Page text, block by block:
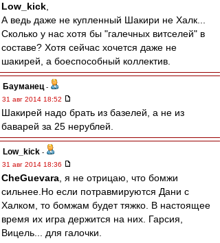
Low_kick
А ведь даже не купленный Шакири не Халк...
Сколько у нас хотя бы "галечных витселей" в
составе? Хотя сейчас хочется даже не
шакирей, а боеспособный коллектив.
Бауманец -
31 авг 2014 18:52
Шакирей надо брать из базелей, а не из
баварей за 25 нерублей.
Low_kick -
31 авг 2014 18:36
CheGuevara , я не отрицаю, что бомжи
сильнее.Но если потравмируются Дани с
Халком, то бомжам будет тяжко. В настоящее
время их игра держится на них. Гарсия,
Вицель... для галочки.